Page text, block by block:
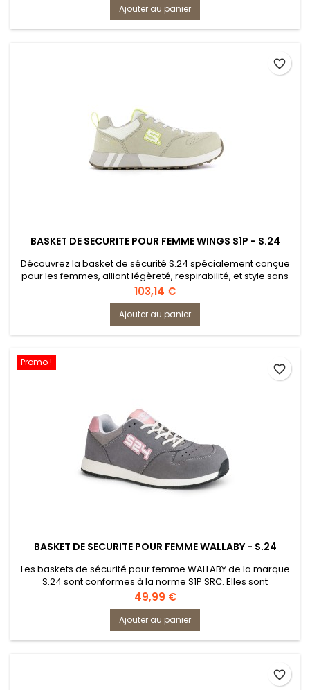
Ajouter au panier
BASKET DE SECURITE POUR FEMME WINGS S1P - S.24
Découvrez la basket de sécurité S.24 spécialement conçue
pour les femmes, alliant légèreté, respirabilité, et style sans
compromis sur la protection. Cette chaussure est pensée
pour les professionnelles des métiers de l'artisanat, du
transport, de la logistique, et de l'industrie légère.
Prix
103,14 €
Ajouter au panier
favorite_border
Promo !
BASKET DE SECURITE POUR FEMME WALLABY - S.24
Les baskets de sécurité pour femme WALLABY de la marque
S.24 sont conformes à la norme S1P SRC. Elles sont
fabriquées en microfibres légère et respirante, offrant un
confort optimal. Ces chaussures se distinguent par leur
adhérence élevée grâce à la semelle SpiderGrip.
Prix
49,99 €
Ajouter au panier
favorite_border
favorite_border